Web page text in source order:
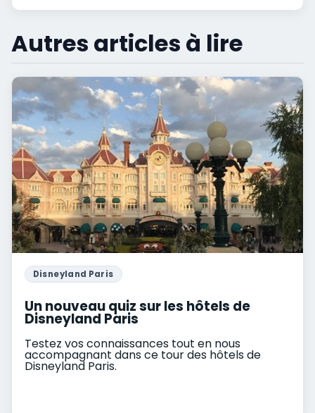
Autres articles à lire
Disneyland Paris
Un nouveau quiz sur les hôtels de
Disneyland Paris
Testez vos connaissances tout en nous
accompagnant dans ce tour des hôtels de
Disneyland Paris.